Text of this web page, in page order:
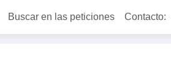
Buscar en las peticiones Contacto: